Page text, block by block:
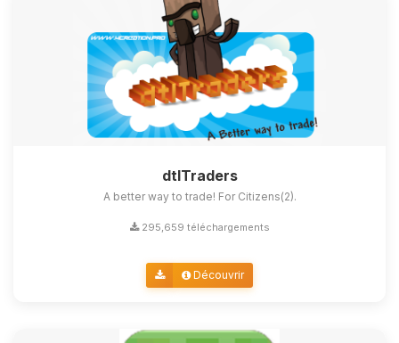
dtlTraders
A better way to trade! For Citizens(2).
295,659 téléchargements
Découvrir